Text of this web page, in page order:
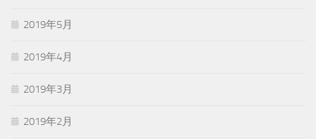
2019年5月
2019年4月
2019年3月
2019年2月